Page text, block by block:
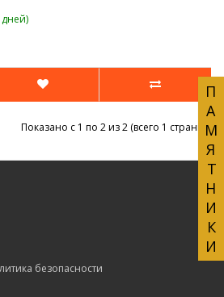
ПАМЯТНИКИ
Показано с 1 по 2 из 2 (всего 1 страниц)
безопасности